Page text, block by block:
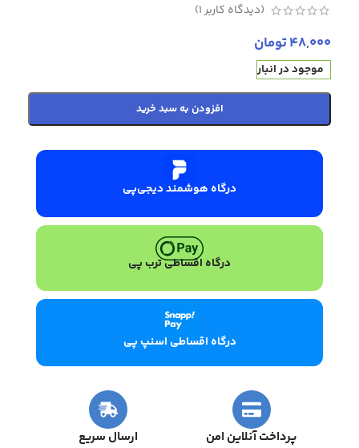
(دیدگاه کاربر1
)
48,000تومان
موجود در انبار
افزودن به سبد خرید
درگاه هوشمند دیجی‌پی
درگاه اقساطی ترب پی
درگاه اقساطی اسنپ پی
پرداخت آنلاین امن ارسال سریع